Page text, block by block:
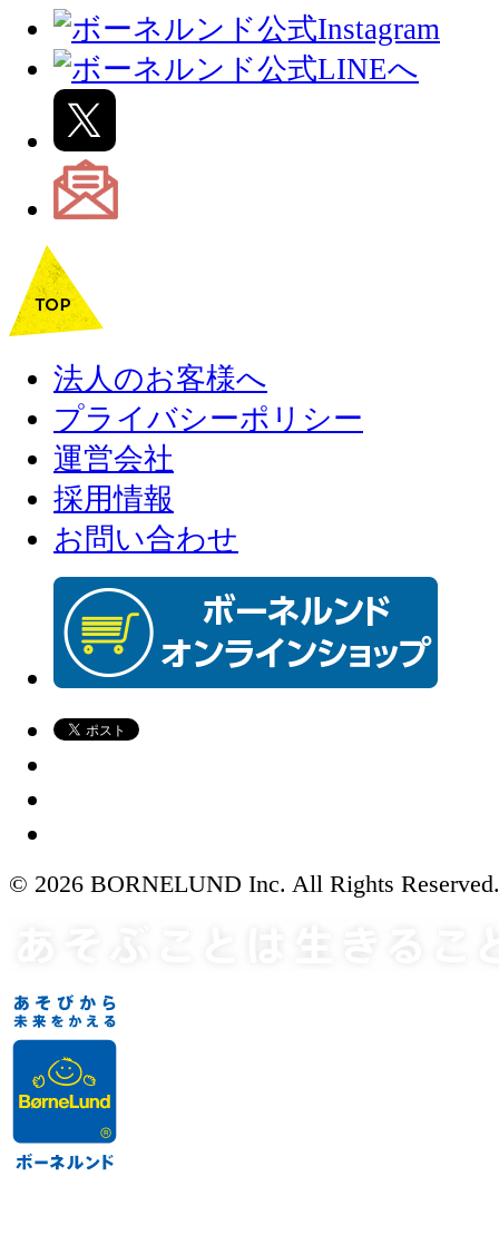
法人のお客様へ
プライバシーポリシー
運営会社
採用情報
お問い合わせ
© 2026 BORNELUND Inc. All Rights Reserved.